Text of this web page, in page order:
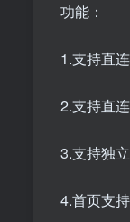
功能：
1.支持直
2.支持直
3.支持独
4.首页支